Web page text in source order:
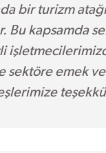
bir turizm
Bu kapsamda
sektöre emek